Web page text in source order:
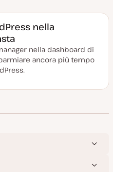
nella
nella dashboard di
ancora più tempo